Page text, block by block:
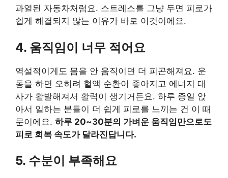
과열된 자동차처럼요. 스트레스를 그냥 두면 피로가
쉽게 해결되지 않는 이유가 바로 이것이에요.
4. 움직임이 너무 적어요
역설적이게도 몸을 안 움직이면 더 피곤해져요. 운
동을 하면 오히려 혈액 순환이 좋아지고 에너지 대
사가 활발해져서 활력이 생기거든요. 하루 종일 앉
아서 일하는 분들이 더 쉽게 피로를 느끼는 건 이 때
문이에요. 하루 20~30분의 가벼운 움직임만으로도
피로 회복 속도가 달라진답니다.
5. 수분이 부족해요